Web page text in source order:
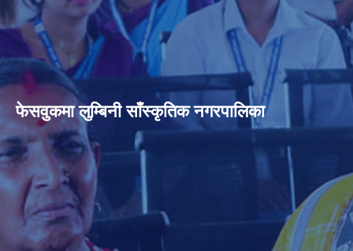
फेसवुकमा लुम्बिनी साँस्कृतिक नगरपालिका